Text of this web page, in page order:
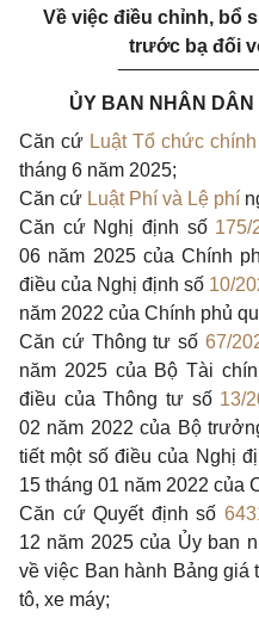
Về việc điều chỉnh, bổ
trước bạ đối
ỦY BAN NHÂN DÂN
Căn cứ Luật Tổ chức
tháng 6 năm 2025;
Căn cứ Luật Phí và Lệ phí
Căn cứ Nghị định số 175/
06 năm 2025 của Chính
điều của Nghị định số 10/
năm 2022 của Chính phủ
Căn cứ Thông tư số 67/
năm 2025 của Bộ Tài
điều của Thông tư số 13/
02 năm 2022 của Bộ
tiết một số điều của Nghị
15 tháng 01 năm 2022 của
Căn cứ Quyết định số
12 năm 2025 của Ủy ban
về việc Ban hành Bảng
tô, xe máy;